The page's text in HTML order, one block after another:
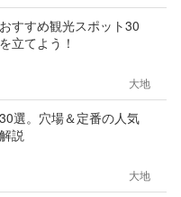
すすめ観光スポット30
立てよう！
大地
選。穴場＆定番の人気
説
大地